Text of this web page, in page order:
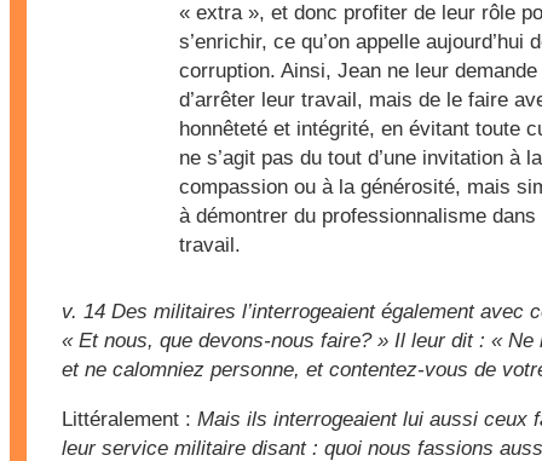
« extra », et donc profiter de leur rôle
s’enrichir, ce qu’on appelle aujourd’hui
corruption. Ainsi, Jean ne leur demande
d’arrêter leur travail, mais de le faire
honnêteté et intégrité, en évitant toute
ne s’agit pas du tout d’une invitation à la
compassion ou à la générosité, mais
à démontrer du professionnalisme dans
travail.
v. 14 Des militaires l’interrogeaient également avec
« Et nous, que devons-nous faire? » Il leur dit : « Ne
et ne calomniez personne, et contentez-vous de
Littéralement : Mais ils interrogeaient lui aussi ceux
leur service militaire disant : quoi nous fassions